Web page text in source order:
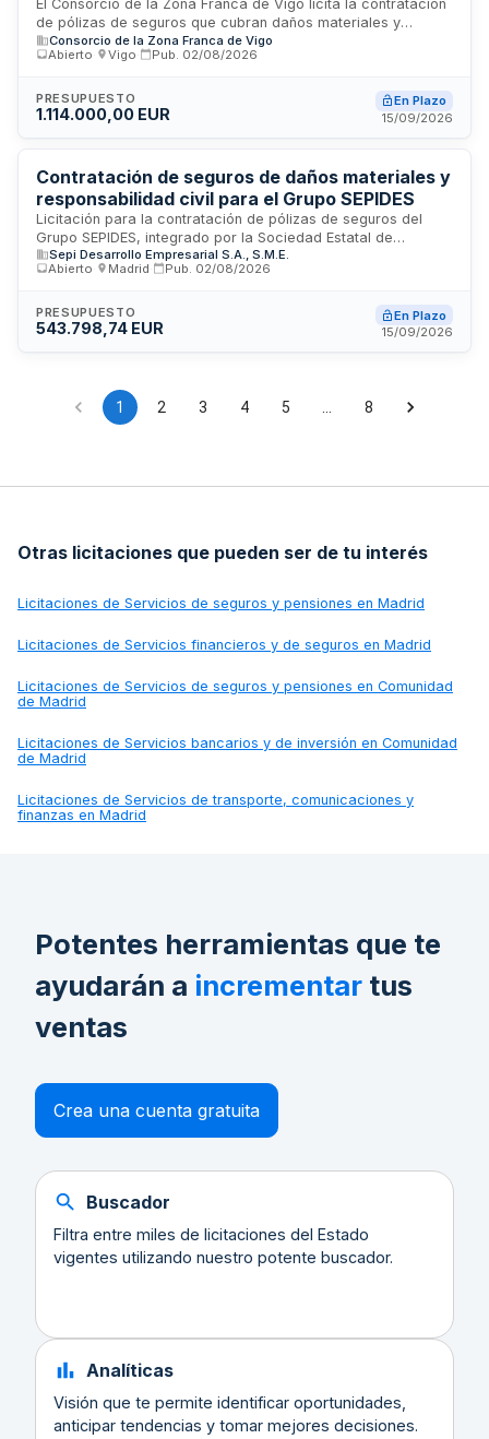
Franca de Vigo
El Consorcio de la Zona Franca de Vigo licita la contratación
de pólizas de seguros que cubran daños materiales y
responsabilidad civil patrimonial para sus instalaciones y
operaciones. El contrato, regulado por la Ley de Contratos
según el tipo de cobertura y se adjudicará mediante
procedimiento abierto. Las pólizas tendrán vigencia bienal y
cobertura mediante facturación electrónica.
Consorcio de la Zona Franca de Vigo
Abierto
Vigo Pub. 02/08/2026
PRESUPUESTO
1.114.000,00 EUR
En Plazo
15/09/2026
Contratación de seguros de daños materiales y
responsabilidad civil para el Grupo SEPIDES
Licitación para la contratación de pólizas de seguros del
Grupo SEPIDES, integrado por la Sociedad Estatal de
Promoción Industrial y Desarrollo Empresarial y varias
entidades públicas empresariales. El contrato comprende
de responsabilidad civil general y seguro de responsabilidad
civil de administradores y directivos. La duración es de un
Sepi Desarrollo Empresarial S.A., S.M.E.
Abierto
Madrid Pub. 02/08/2026
PRESUPUESTO
543.798,74 EUR
En Plazo
15/09/2026
1 2 3 4 5 8
Otras licitaciones que pueden ser de tu interés
Licitaciones de Servicios de seguros y pensiones en Madrid
Licitaciones de Servicios financieros y de seguros en Madrid
Licitaciones de Servicios de seguros y pensiones en Comunidad
de Madrid
Licitaciones de Servicios bancarios y de inversión en Comunidad
de Madrid
Licitaciones de Servicios de transporte, comunicaciones y
finanzas en Madrid
Potentes herramientas que te
ayudarán a incrementar tus
ventas
Crea una cuenta gratuita
Buscador
Filtra entre miles de licitaciones del Estado
vigentes utilizando nuestro potente buscador.
Analíticas
Visión que te permite identificar oportunidades,
anticipar tendencias y tomar mejores decisiones.